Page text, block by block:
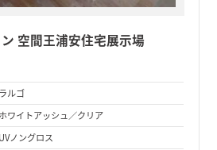
空間王浦安住宅展示場
ラルゴ
ホワイトアッシュ／クリア
UVノングロス